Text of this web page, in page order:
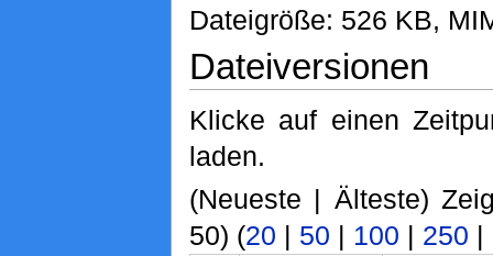
Dateigröße: 526 KB,
Dateiversionen
Klicke auf einen
laden.
(Neueste | Älteste)
50) (20 | 50 | 100 | 250 |